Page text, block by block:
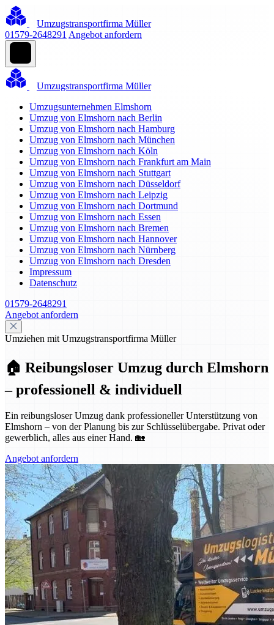
Umzugstransportfirma Müller
01579-2648291 Angebot anfordern
Umzugstransportfirma Müller
Umzugsunternehmen Elmshorn
Umzug von Elmshorn nach Berlin
Umzug von Elmshorn nach Hamburg
Umzug von Elmshorn nach München
Umzug von Elmshorn nach Köln
Umzug von Elmshorn nach Frankfurt am Main
Umzug von Elmshorn nach Stuttgart
Umzug von Elmshorn nach Düsseldorf
Umzug von Elmshorn nach Leipzig
Umzug von Elmshorn nach Dortmund
Umzug von Elmshorn nach Essen
Umzug von Elmshorn nach Bremen
Umzug von Elmshorn nach Hannover
Umzug von Elmshorn nach Nürnberg
Umzug von Elmshorn nach Dresden
Impressum
Datenschutz
01579-2648291
Angebot anfordern
Umziehen mit Umzugstransportfirma Müller
🏠 Reibungsloser Umzug durch Elmshorn
– professionell & individuell
Ein reibungsloser Umzug dank professioneller Unterstützung von
Elmshorn – von der Planung bis zur Schlüsselübergabe. Privat oder
gewerblich, alles aus einer Hand. 🏡
Angebot anfordern